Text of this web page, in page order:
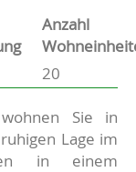
Anzahl
20
Sie in
Lage im
in einem